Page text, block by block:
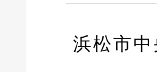
浜松市